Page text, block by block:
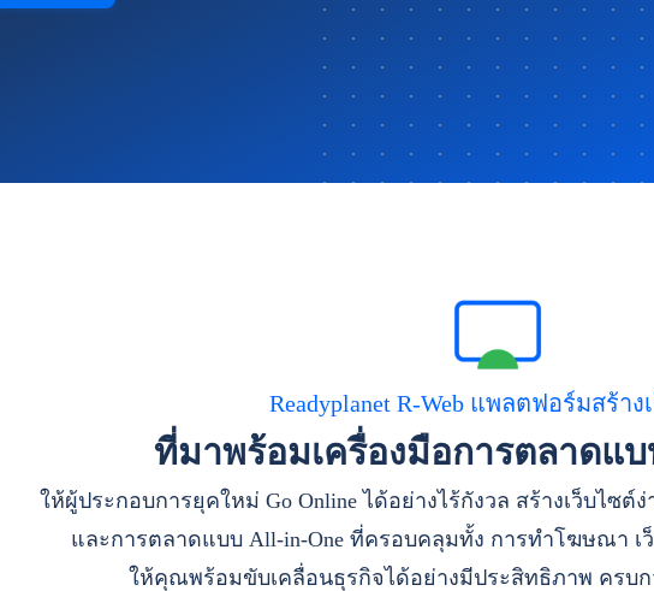
Readyplanet R-Web แพลตฟอร์มสร้าง
ที่มาพร้อมเครื่องมือการตลาดแบ
ให้ผู้ประกอบการยุคใหม่ Go Online ได้อย่างไร้กังวล สร้างเว็บไซต์
และการตลาดแบบ All-in-One ที่ครอบคลุมทั้ง การทำโฆษณา
ให้คุณพร้อมขับเคลื่อนธุรกิจได้อย่างมีประสิทธิภาพ ครบก